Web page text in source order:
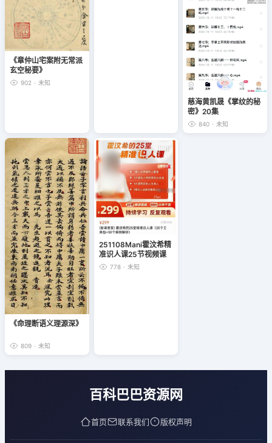
《章仲山宅案附无常派
玄空秘要》
902 · 未知
慈海黄凯晟《掌纹的秘
密》20集
840 · 未知
《命理断语义理源深》
809 · 未知
251108Mani霍汶希精
准识人课25节视频课
778 · 未知
百科巴巴资源网
首页 联系我们 版权声明